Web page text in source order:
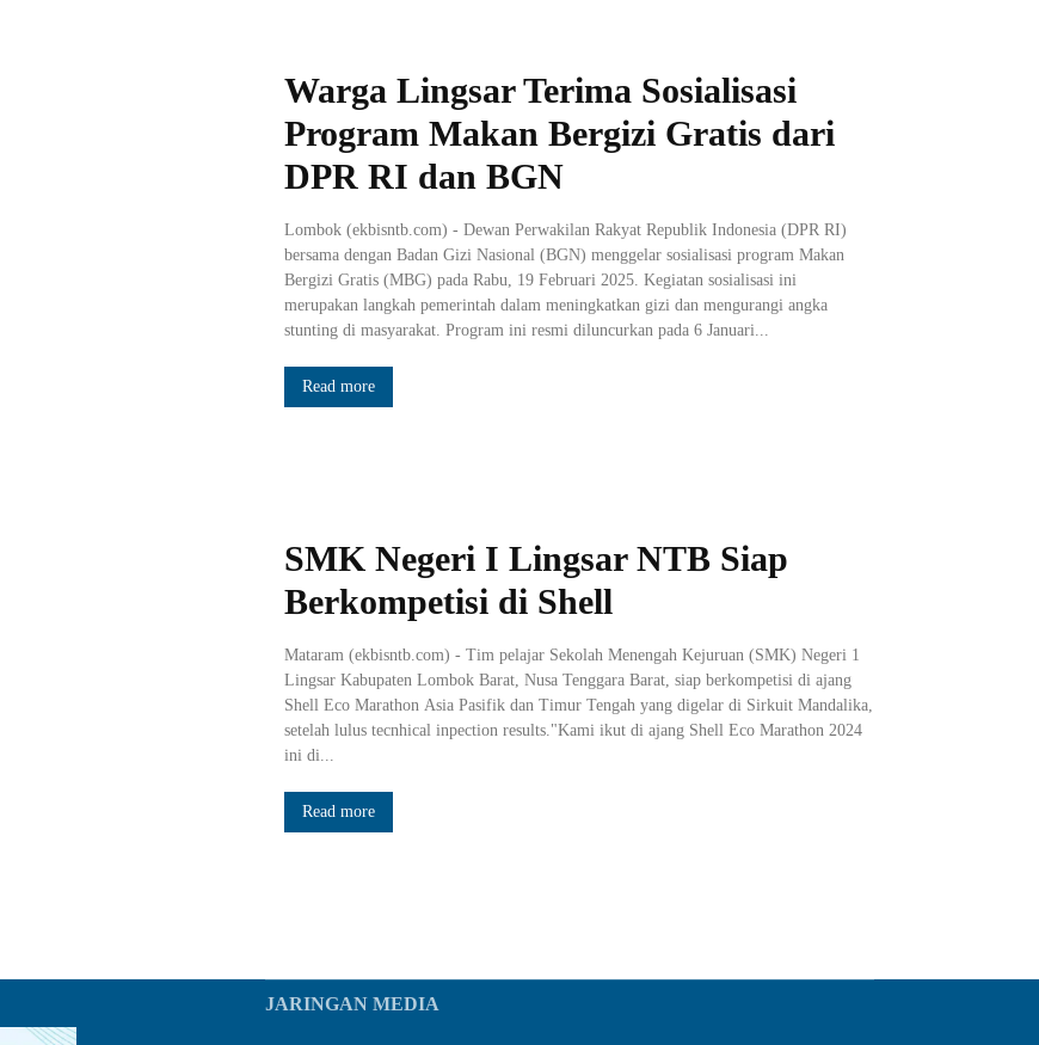
Warga Lingsar Terima Sosialisasi
Program Makan Bergizi Gratis dari
DPR RI dan BGN
Lombok (ekbisntb.com) - Dewan Perwakilan Rakyat Republik Indonesia (DPR RI)
bersama dengan Badan Gizi Nasional (BGN) menggelar sosialisasi program Makan
Bergizi Gratis (MBG) pada Rabu, 19 Februari 2025. Kegiatan sosialisasi ini
merupakan langkah pemerintah dalam meningkatkan gizi dan mengurangi angka
stunting di masyarakat. Program ini resmi diluncurkan pada 6 Januari...
Read more
SMK Negeri I Lingsar NTB Siap
Berkompetisi di Shell
Mataram (ekbisntb.com) - Tim pelajar Sekolah Menengah Kejuruan (SMK) Negeri 1
Lingsar Kabupaten Lombok Barat, Nusa Tenggara Barat, siap berkompetisi di ajang
Shell Eco Marathon Asia Pasifik dan Timur Tengah yang digelar di Sirkuit Mandalika,
setelah lulus tecnhical inpection results."Kami ikut di ajang Shell Eco Marathon 2024
ini di...
Read more
JARINGAN MEDIA